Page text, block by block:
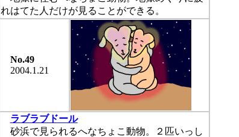
れはてた人だけが見ることができる。
No.49
2004.1.21
ラブラブドール
砂浜で見られるへなちょこ動物。２匹いっし